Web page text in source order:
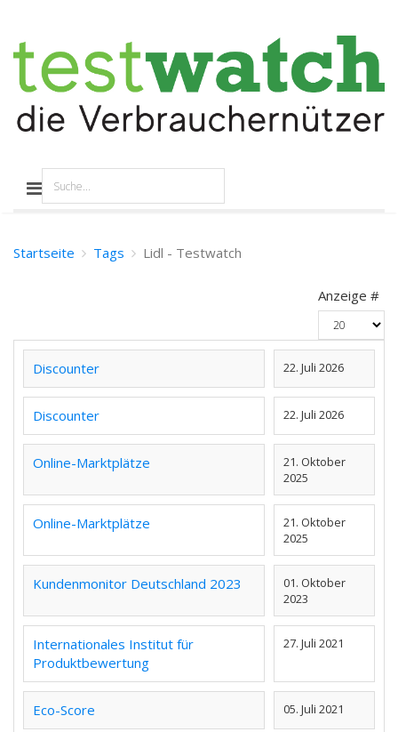
Startseite Tags Lidl - Testwatch
Anzeige #
Discounter 22. Juli 2026
Discounter 22. Juli 2026
Online-Marktplätze
21. Oktober
2025
Online-Marktplätze
21. Oktober
2025
Kundenmonitor Deutschland 2023
01. Oktober
2023
Internationales Institut für
Produktbewertung
27. Juli 2021
Eco-Score 05. Juli 2021